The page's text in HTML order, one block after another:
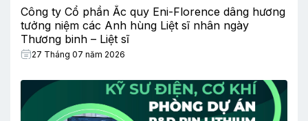
Công ty Cổ phần Ắc quy Eni-Florence dâng hương
tưởng niệm các Anh hùng Liệt sĩ nhân ngày
Thương binh – Liệt sĩ
27 Tháng 07 năm 2026